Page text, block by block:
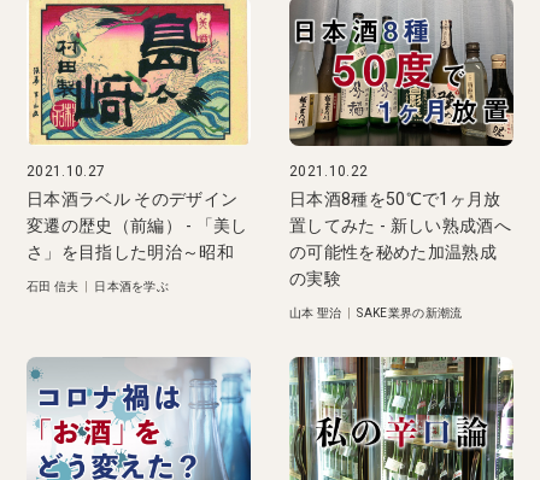
2021.10.27
日本酒ラベル そのデザイン
変遷の歴史（前編） - 「美し
さ」を目指した明治～昭和
石田 信夫 日本酒を学ぶ
2021.10.22
日本酒8種を50℃で1ヶ月放
置してみた - 新しい熟成酒へ
の可能性を秘めた加温熟成
の実験
山本 聖治 |SAKE業界の新潮流